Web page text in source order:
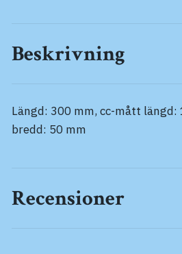
Beskrivning
Längd: 300 mm, cc-mått längd:
bredd: 50 mm
Recensioner